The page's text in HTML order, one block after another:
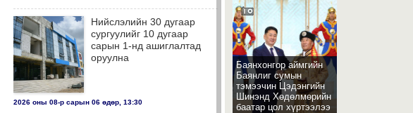
Нийслэлийн 30 дугаар
сургуулийг 10 дугаар
сарын 1-нд ашиглалтад
оруулна
2026 оны 08-р сарын 06 өдөр, 13:30
Баянхонгор аймгийн
Баянлиг сумын
тэмээчин Цэдэнгийн
Шинэнд Хөдөлмөрийн
баатар цол хүртээлээ